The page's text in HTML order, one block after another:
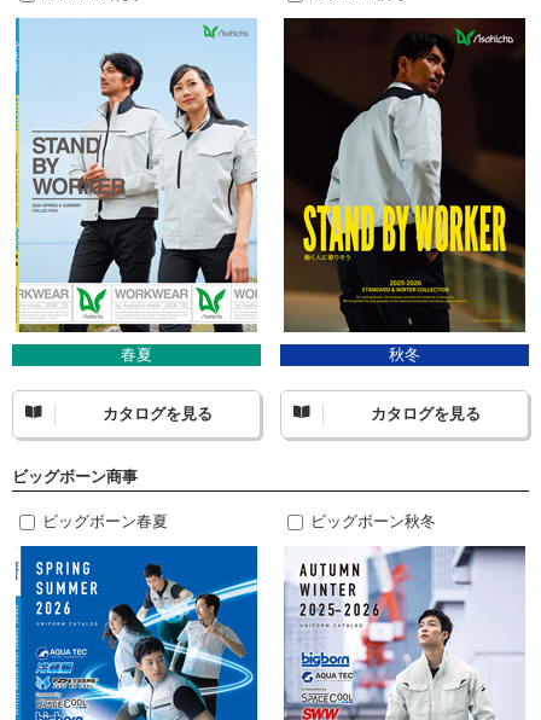
春夏
カタログを見る
秋冬
カタログを見る
ビッグボーン商事
ビッグボーン春夏 ビッグボーン秋冬